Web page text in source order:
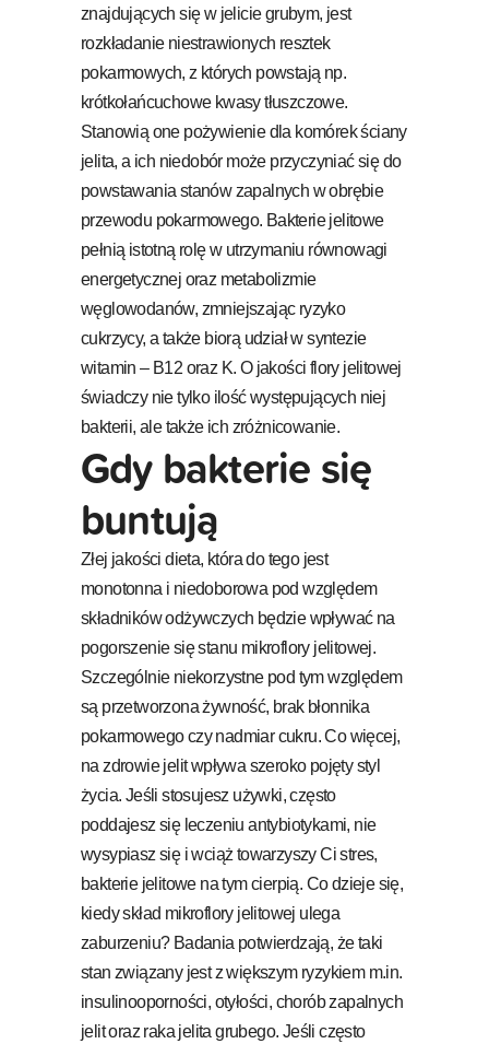
znajdujących się w jelicie grubym, jest
rozkładanie niestrawionych resztek
pokarmowych, z których powstają np.
krótkołańcuchowe kwasy tłuszczowe.
Stanowią one pożywienie dla komórek ściany
jelita, a ich niedobór może przyczyniać się do
powstawania stanów zapalnych w obrębie
przewodu pokarmowego. Bakterie jelitowe
pełnią istotną rolę w utrzymaniu równowagi
energetycznej oraz metabolizmie
węglowodanów, zmniejszając ryzyko
cukrzycy, a także biorą udział w syntezie
witamin – B12 oraz K. O jakości flory jelitowej
świadczy nie tylko ilość występujących niej
bakterii, ale także ich zróżnicowanie.
Gdy bakterie się
buntują
Złej jakości dieta, która do tego jest
monotonna i niedoborowa pod względem
składników odżywczych będzie wpływać na
pogorszenie się stanu mikroflory jelitowej.
Szczególnie niekorzystne pod tym względem
są przetworzona żywność, brak błonnika
pokarmowego czy nadmiar cukru. Co więcej,
na zdrowie jelit wpływa szeroko pojęty styl
życia. Jeśli stosujesz używki, często
poddajesz się leczeniu antybiotykami, nie
wysypiasz się i wciąż towarzyszy Ci stres,
bakterie jelitowe na tym cierpią. Co dzieje się,
kiedy skład mikroflory jelitowej ulega
zaburzeniu? Badania potwierdzają, że taki
stan związany jest z większym ryzykiem m.in.
insulinooporności, otyłości, chorób zapalnych
jelit oraz raka jelita grubego. Jeśli często